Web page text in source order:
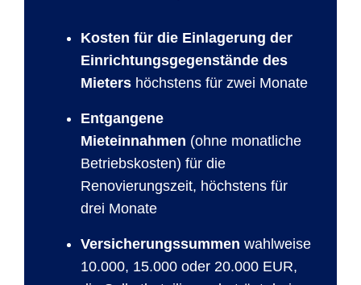
Kosten für die Einlagerung der
Einrichtungsgegenstände des
Mieters höchstens für zwei Monate
Entgangene
Mieteinnahmen (ohne monatliche
Betriebskosten) für die
Renovierungszeit, höchstens für
drei Monate
Versicherungssummen wahlweise
10.000, 15.000 oder 20.000 EUR,